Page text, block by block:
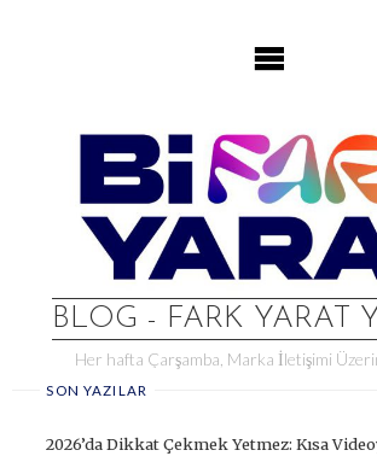
BLOG - FARK YARAT
Her hafta Çarşamba, Marka İletişimi
SON YAZILAR
2026’da Dikkat Çekmek Yetmez: Kısa